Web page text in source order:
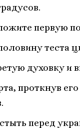
первую
теста
духовку и
проткнув
перед